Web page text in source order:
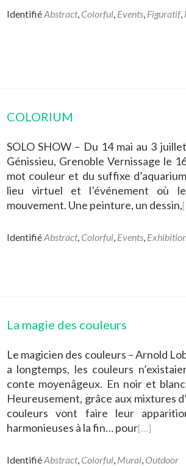
IdentifiéAbstract, Colorful, Events, Figuratif,
COLORIUM
SOLO SHOW – Du 14 mai au 3
Génissieu, Grenoble Vernissage le
mot couleur et du suffixe
lieu virtuel et l’événement où
mouvement. Une peinture, un dessin,
IdentifiéAbstract, Colorful, Events,
La magie des couleurs
Le magicien des couleurs – Arnold
a longtemps, les couleurs
conte moyenâgeux. En noir et
Heureusement, grâce aux mixtures
couleurs vont faire leur
harmonieuses à la fin… pour[…]
IdentifiéAbstract, Colorful, Mural, Outdoor